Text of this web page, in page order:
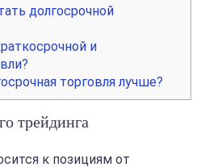
долгосрочной
и
торговля лучше?
трейдинга
к позициям от